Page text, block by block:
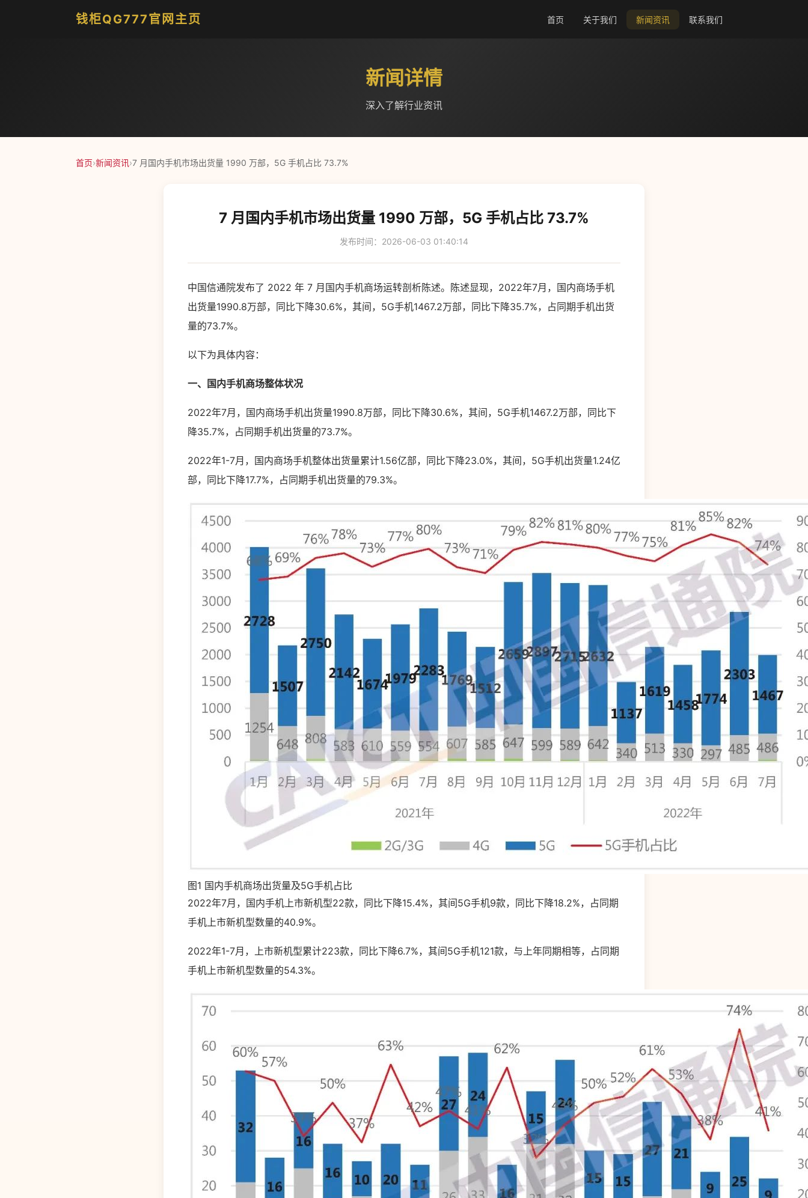
钱柜QG777官网主页 首页 关于我们 新闻资讯 联系我们
新闻详情
深入了解行业资讯
首页›新闻资讯›7 月国内手机市场出货量 1990 万部，5G 手机占比 73.7%
7 月国内手机市场出货量 1990 万部，5G 手机占比 73.7%
发布时间：2026-06-03 01:40:14
中国信通院发布了 2022 年 7 月国内手机商场运转剖析陈述。陈述显现，2022年7月，国内商场手机
出货量1990.8万部，同比下降30.6%，其间，5G手机1467.2万部，同比下降35.7%，占同期手机出货
量的73.7%。
以下为具体内容：
一、国内手机商场整体状况
2022年7月，国内商场手机出货量1990.8万部，同比下降30.6%，其间，5G手机1467.2万部，同比下
降35.7%，占同期手机出货量的73.7%。
2022年1-7月，国内商场手机整体出货量累计1.56亿部，同比下降23.0%，其间，5G手机出货量1.24亿
部，同比下降17.7%，占同期手机出货量的79.3%。
图1 国内手机商场出货量及5G手机占比
2022年7月，国内手机上市新机型22款，同比下降15.4%，其间5G手机9款，同比下降18.2%，占同期
手机上市新机型数量的40.9%。
2022年1-7月，上市新机型累计223款，同比下降6.7%，其间5G手机121款，与上年同期相等，占同期
手机上市新机型数量的54.3%。